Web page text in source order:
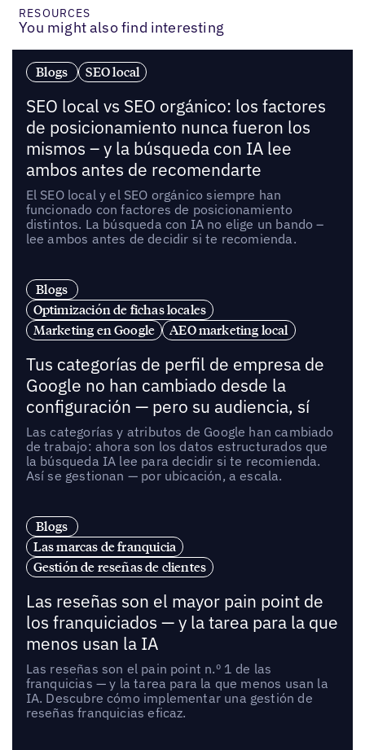
RESOURCES
You might also find interesting
Blogs SEO local
SEO local vs SEO orgánico: los factores
de posicionamiento nunca fueron los
mismos – y la búsqueda con IA lee
ambos antes de recomendarte
El SEO local y el SEO orgánico siempre han
funcionado con factores de posicionamiento
distintos. La búsqueda con IA no elige un bando –
lee ambos antes de decidir si te recomienda.
Blogs
Optimización de fichas locales
Marketing en Google
AEO marketing local
Tus categorías de perfil de empresa de
Google no han cambiado desde la
configuración — pero su audiencia, sí
Las categorías y atributos de Google han cambiado
de trabajo: ahora son los datos estructurados que
la búsqueda IA lee para decidir si te recomienda.
Así se gestionan — por ubicación, a escala.
Blogs
Las marcas de franquicia
Gestión de reseñas de clientes
Las reseñas son el mayor pain point de
los franquiciados — y la tarea para la que
menos usan la IA
Las reseñas son el pain point n.º 1 de las
franquicias — y la tarea para la que menos usan la
IA. Descubre cómo implementar una gestión de
reseñas franquicias eficaz.